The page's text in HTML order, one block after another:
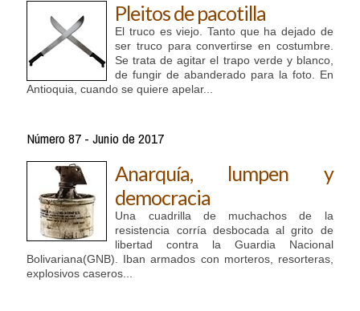
Pleitos de pacotilla
El truco es viejo. Tanto que ha dejado de
ser truco para convertirse en costumbre.
Se trata de agitar el trapo verde y blanco,
de fungir de abanderado para la foto. En
Antioquia, cuando se quiere apelar...
Número 87 - Junio de 2017
Anarquía, lumpen y
democracia
Una cuadrilla de muchachos de la
resistencia corría desbocada al grito de
libertad contra la Guardia Nacional
Bolivariana(GNB). Iban armados con morteros, resorteras,
explosivos caseros...